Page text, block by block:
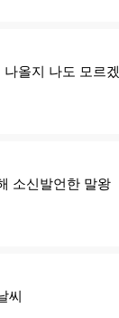
올지 나도 모르겠
소신발언한 말왕
씨